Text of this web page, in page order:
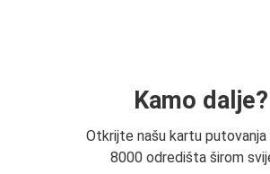
Kamo dalje?
Otkrijte našu kartu putovanja
8000 odredišta širom